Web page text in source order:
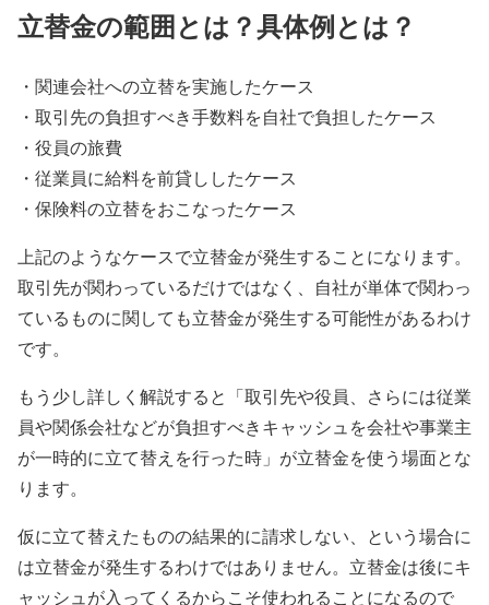
立替金の範囲とは？具体例とは？
・関連会社への立替を実施したケース
・取引先の負担すべき手数料を自社で負担したケース
・役員の旅費
・従業員に給料を前貸ししたケース
・保険料の立替をおこなったケース
上記のようなケースで立替金が発生することになります。
取引先が関わっているだけではなく、自社が単体で関わっ
ているものに関しても立替金が発生する可能性があるわけ
です。
もう少し詳しく解説すると「取引先や役員、さらには従業
員や関係会社などが負担すべきキャッシュを会社や事業主
が一時的に立て替えを行った時」が立替金を使う場面とな
ります。
仮に立て替えたものの結果的に請求しない、という場合に
は立替金が発生するわけではありません。立替金は後にキ
ャッシュが入ってくるからこそ使われることになるので